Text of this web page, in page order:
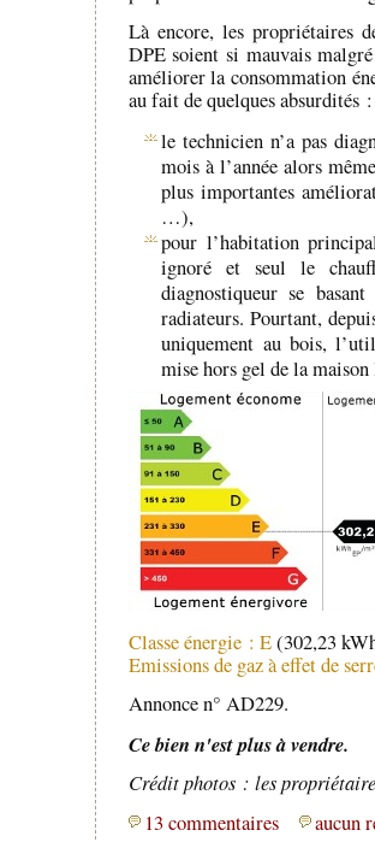
Là encore, les propriétaires
DPE soient si mauvais
améliorer la consommation
au fait de quelques absurdités :
le technicien n’a pas
mois à l’année alors
plus importantes
…),
pour l’habitation
ignoré et seul le
diagnostiqueur se
radiateurs. Pourtant,
uniquement au bois,
mise hors gel de la
Classe énergie : E(302,23
Emissions de gaz à effet de
Annonce n° AD229.
Ce bien n'est plus à vendre.
Crédit photos : les
13 commentaires
aucun